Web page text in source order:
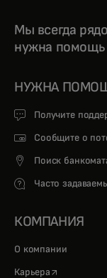
Мы всегда
нужна помощь
НУЖНА
Получите
Сообщите о
Поиск
Часто
КОМПАНИЯ
О компании
Карьера opens in a